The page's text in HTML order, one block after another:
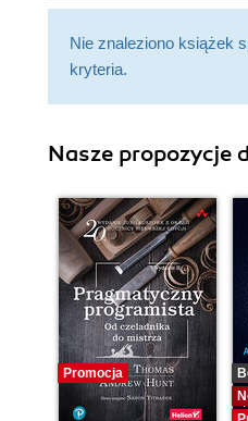
Nie znaleziono książek
kryteria.
Nasze propozycje
Promocja